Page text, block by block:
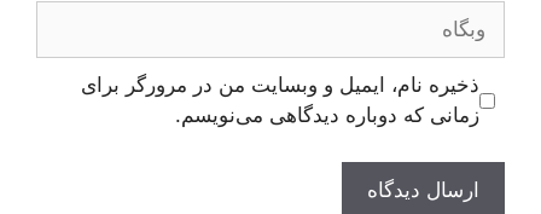
وبگاه
ذخیره نام، ایمیل و وبسایت من در مرورگر برای
زمانی که دوباره دیدگاهی می‌نویسم.